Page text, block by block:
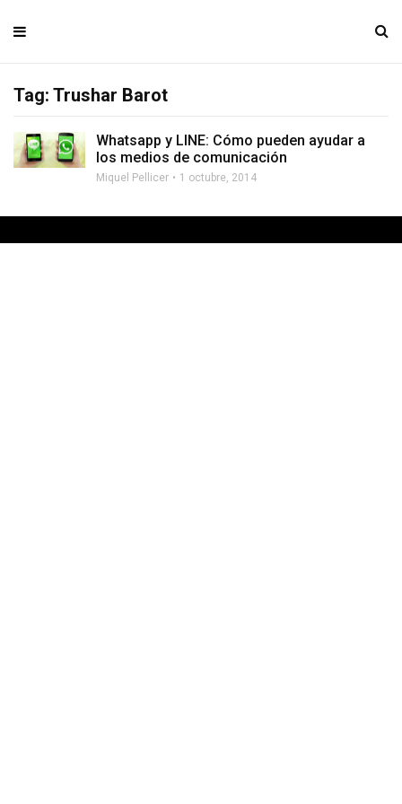
Tag: Trushar Barot
Whatsapp y LINE: Cómo pueden ayudar a
los medios de comunicación
Miquel Pellicer 1 octubre, 2014